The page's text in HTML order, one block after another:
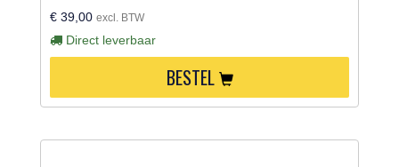
€ 39,00 excl. BTW
Direct leverbaar
BESTEL